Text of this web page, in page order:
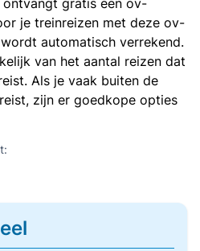
gratis een ov-
je treinreizen met deze ov-
automatisch verrekend.
van het aantal reizen dat
Als je vaak buiten de
zijn er goedkope opties